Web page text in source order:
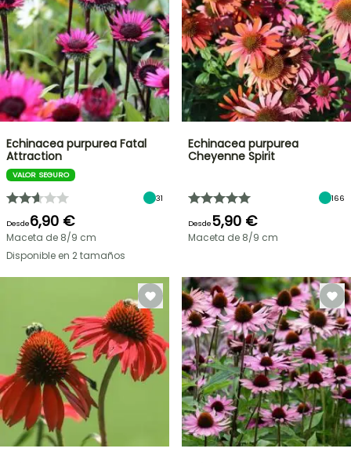
Echinacea purpurea Fatal
Attraction
VALOR SEGURO
31
Desde6,90 €
Maceta de 8/9 cm
Disponible en 2 tamaños
Echinacea purpurea
Cheyenne Spirit
166
Desde5,90 €
Maceta de 8/9 cm